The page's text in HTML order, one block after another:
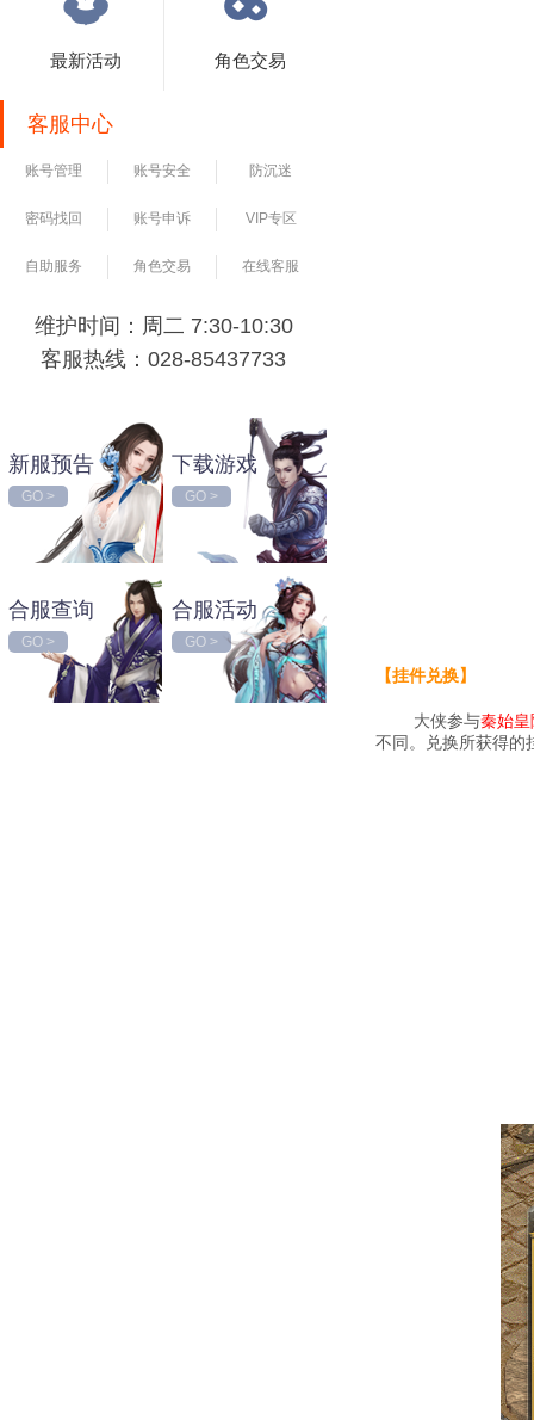
最新活动 角色交易
客服中心
账号管理 账号安全 防沉迷
密码找回 账号申诉 VIP专区
自助服务 角色交易 在线客服
维护时间：周二 7:30-10:30
客服热线：028-85437733
新服预告
GO >
下载游戏
GO >
合服查询
GO >
合服活动
GO >
【挂件兑换】
大侠参与秦始皇
不同。兑换所获得的